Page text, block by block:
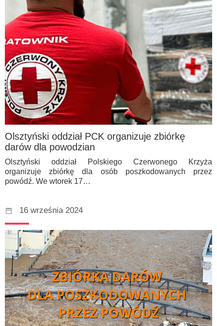
Olsztyński oddział PCK organizuje zbiórkę
darów dla powodzian
Olsztyński oddział Polskiego Czerwonego Krzyża
organizuje zbiórkę dla osób poszkodowanych przez
powódź. We wtorek 17…
16 września 2024